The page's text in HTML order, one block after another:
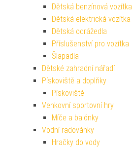
Dětská benzínová vozítka
Dětská elektrická vozítka
Dětská odrážedla
Příslušenství pro vozítka
Šlapadla
Dětské zahradní nářadí
Pískoviště a doplňky
Pískoviště
Venkovní sportovní hry
Míče a balónky
Vodní radovánky
Hračky do vody